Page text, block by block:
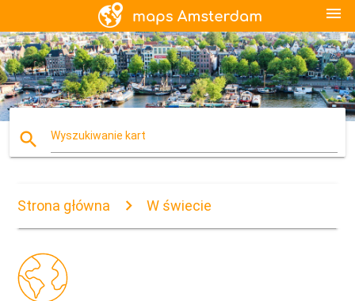
menu
search Wyszukiwanie kart
Strona główna W świecie